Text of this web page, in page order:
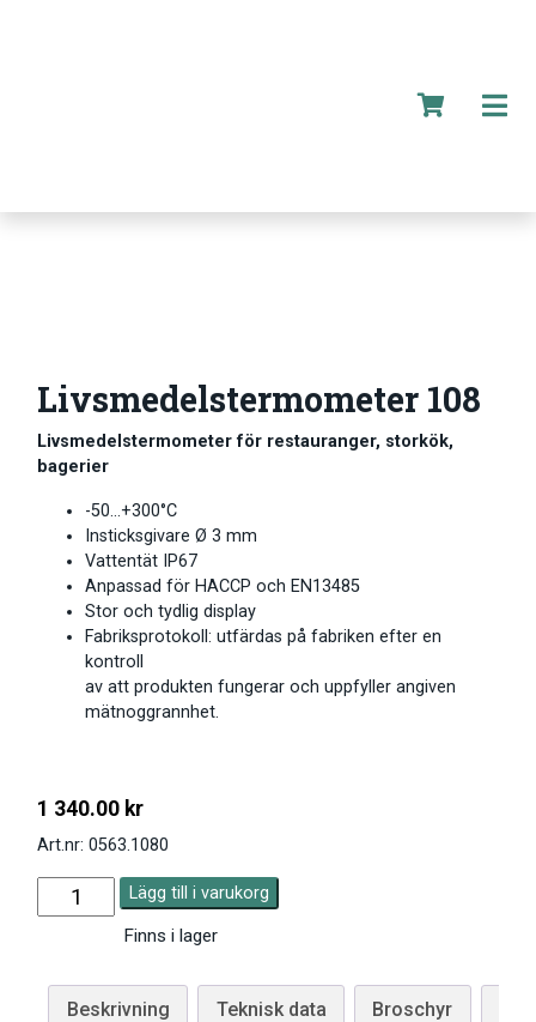
Livsmedelstermometer 108
Livsmedelstermometer för restauranger, storkök,
bagerier
-50…+300°C
Insticksgivare Ø 3 mm
Vattentät IP67
Anpassad för HACCP och EN13485
Stor och tydlig display
Fabriksprotokoll: utfärdas på fabriken efter en
kontroll
av att produkten fungerar och uppfyller angiven
mätnoggrannhet.
1 340.00 kr
Art.nr: 0563.1080
Lägg till i varukorg
Finns i lager
Beskrivning Teknisk data Broschyr